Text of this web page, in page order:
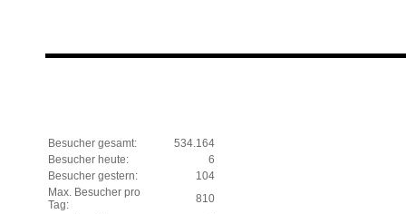
Besucher gesamt:
534.164
Besucher heute:
6
Besucher gestern:
104
Max. Besucher pro
Tag:
810